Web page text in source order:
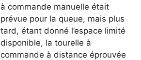
à commande manuelle était
prévue pour la queue, mais plus
tard, étant donné l’espace limité
disponible, la tourelle à
commande à distance éprouvée